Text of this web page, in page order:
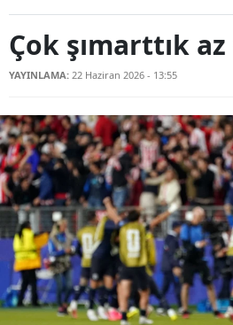
Çok şımarttık
YAYINLAMA: 22 Haziran 2026 - 13:55